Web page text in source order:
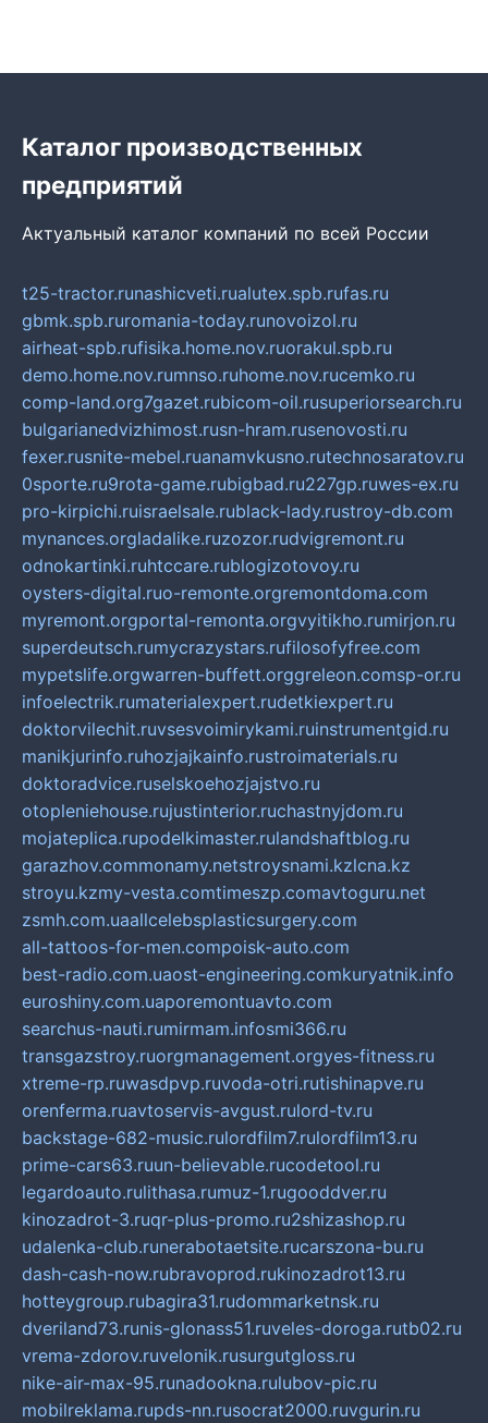
Каталог производственных
предприятий
Актуальный каталог компаний по всей России
t25-tractor.runashicveti.rualutex.spb.rufas.ru
gbmk.spb.ruromania-today.runovoizol.ru
airheat-spb.rufisika.home.nov.ruorakul.spb.ru
demo.home.nov.rumnso.ruhome.nov.rucemko.ru
comp-land.org7gazet.rubicom-oil.rusuperiorsearch.ru
bulgarianedvizhimost.rusn-hram.rusenovosti.ru
fexer.rusnite-mebel.ruanamvkusno.rutechnosaratov.ru
0sporte.ru9rota-game.rubigbad.ru227gp.ruwes-ex.ru
pro-kirpichi.ruisraelsale.rublack-lady.rustroy-db.com
mynances.orgladalike.ruzozor.rudvigremont.ru
odnokartinki.ruhtccare.rublogizotovoy.ru
oysters-digital.ruo-remonte.orgremontdoma.com
myremont.orgportal-remonta.orgvyitikho.rumirjon.ru
superdeutsch.rumycrazystars.rufilosofyfree.com
mypetslife.orgwarren-buffett.orggreleon.comsp-or.ru
infoelectrik.rumaterialexpert.rudetkiexpert.ru
doktorvilechit.ruvsesvoimirykami.ruinstrumentgid.ru
manikjurinfo.ruhozjajkainfo.rustroimaterials.ru
doktoradvice.ruselskoehozjajstvo.ru
otopleniehouse.rujustinterior.ruchastnyjdom.ru
mojateplica.rupodelkimaster.rulandshaftblog.ru
garazhov.commonamy.netstroysnami.kzlcna.kz
stroyu.kzmy-vesta.comtimeszp.comavtoguru.net
zsmh.com.uaallcelebsplasticsurgery.com
all-tattoos-for-men.compoisk-auto.com
best-radio.com.uaost-engineering.comkuryatnik.info
euroshiny.com.uaporemontuavto.com
searchus-nauti.rumirmam.infosmi366.ru
transgazstroy.ruorgmanagement.orgyes-fitness.ru
xtreme-rp.ruwasdpvp.ruvoda-otri.rutishinapve.ru
orenferma.ruavtoservis-avgust.rulord-tv.ru
backstage-682-music.rulordfilm7.rulordfilm13.ru
prime-cars63.ruun-believable.rucodetool.ru
legardoauto.rulithasa.rumuz-1.rugooddver.ru
kinozadrot-3.ruqr-plus-promo.ru2shizashop.ru
udalenka-club.runerabotaetsite.rucarszona-bu.ru
dash-cash-now.rubravoprod.rukinozadrot13.ru
hotteygroup.rubagira31.rudommarketnsk.ru
dveriland73.runis-glonass51.ruveles-doroga.rutb02.ru
vrema-zdorov.ruvelonik.rusurgutgloss.ru
nike-air-max-95.runadookna.rulubov-pic.ru
mobilreklama.rupds-nn.rusocrat2000.ruvgurin.ru